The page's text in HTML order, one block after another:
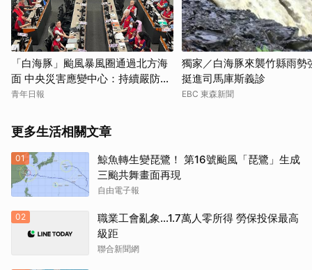
「白海豚」颱風暴風圈通過北方海
面 中央災害應變中心：持續嚴防暴
潮與豪雨
青年日報
獨家／白海豚來襲竹縣雨勢
挺進司馬庫斯義診
EBC 東森新聞
更多生活相關文章
01
鯨魚轉生變琵鷺！ 第16號颱風「琵鷺」生成
三颱共舞畫面再現
自由電子報
02
職業工會亂象…1.7萬人零所得 勞保投保最高
級距
聯合新聞網